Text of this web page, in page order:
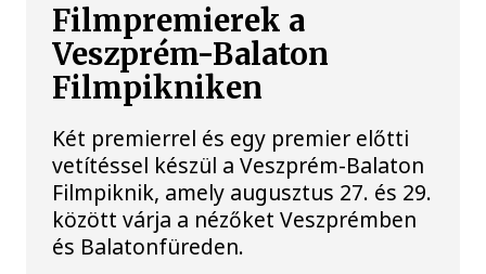
Filmpremierek a
Veszprém-Balaton
Filmpikniken
Két premierrel és egy premier előtti
vetítéssel készül a Veszprém-Balaton
Filmpiknik, amely augusztus 27. és 29.
között várja a nézőket Veszprémben
és Balatonfüreden.